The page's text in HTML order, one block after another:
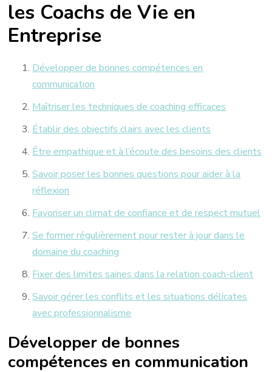
les Coachs de Vie en
Entreprise
Développer de bonnes compétences en
communication
Maîtriser les techniques de coaching efficaces
Établir des objectifs clairs avec les clients
Être empathique et à l’écoute des besoins des clients
Savoir poser les bonnes questions pour aider à la
réflexion
Favoriser un climat de confiance et de respect mutuel
Se former régulièrement pour rester à jour dans le
domaine du coaching
Fixer des limites saines dans la relation coach-client
Savoir gérer les conflits et les situations délicates
avec professionnalisme
Développer de bonnes
compétences en communication